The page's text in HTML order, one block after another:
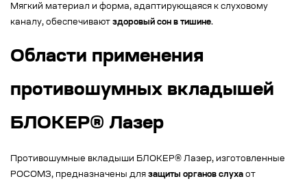
Мягкий материал и форма, адаптирующаяся к слуховому
каналу, обеспечивают здоровый сон в тишине.
Области применения
противошумных вкладышей
БЛОКЕР® Лазер
Противошумные вкладыши БЛОКЕР® Лазер, изготовленные
РОСОМЗ, предназначены для защиты органов слуха от